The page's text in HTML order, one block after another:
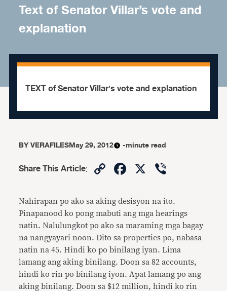
Text of Senator Villar’s vote and
explanation
TEXT of Senator Villar's vote and explanation
BYVERAFILESMay 29, 2012 -minute read
Share This Article: CopyFacebook
X
Nahirapan po ako sa aking desisyon na ito.
Pinapanood ko pong mabuti ang mga hearings
natin. Nalulungkot po ako sa maraming mga bagay
na nangyayari noon. Dito sa properties po, nabasa
natin na 45. Hindi ko po binilang iyan. Lima
lamang ang aking binilang. Doon sa 82 accounts,
hindi ko rin po binilang iyon. Apat lamang po ang
aking binilang. Doon sa $12 million, hindi ko rin